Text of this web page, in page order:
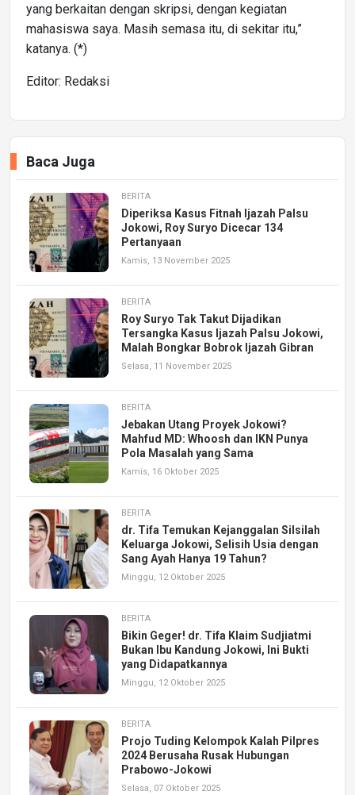
yang berkaitan dengan skripsi, dengan kegiatan
mahasiswa saya. Masih semasa itu, di sekitar itu,”
katanya. (*)
Editor: Redaksi
Baca Juga
BERITA
Diperiksa Kasus Fitnah Ijazah Palsu
Jokowi, Roy Suryo Dicecar 134
Pertanyaan
Kamis, 13 November 2025
BERITA
Roy Suryo Tak Takut Dijadikan
Tersangka Kasus Ijazah Palsu Jokowi,
Malah Bongkar Bobrok Ijazah Gibran
Selasa, 11 November 2025
BERITA
Jebakan Utang Proyek Jokowi?
Mahfud MD: Whoosh dan IKN Punya
Pola Masalah yang Sama
Kamis, 16 Oktober 2025
BERITA
dr. Tifa Temukan Kejanggalan Silsilah
Keluarga Jokowi, Selisih Usia dengan
Sang Ayah Hanya 19 Tahun?
Minggu, 12 Oktober 2025
BERITA
Bikin Geger! dr. Tifa Klaim Sudjiatmi
Bukan Ibu Kandung Jokowi, Ini Bukti
yang Didapatkannya
Minggu, 12 Oktober 2025
BERITA
Projo Tuding Kelompok Kalah Pilpres
2024 Berusaha Rusak Hubungan
Prabowo-Jokowi
Selasa, 07 Oktober 2025